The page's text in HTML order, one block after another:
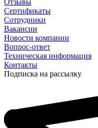
Отзывы
Сертификаты
Сотрудники
Вакансии
Новости компании
Вопрос-ответ
Техническая информация
Контакты
Подписка на рассылку